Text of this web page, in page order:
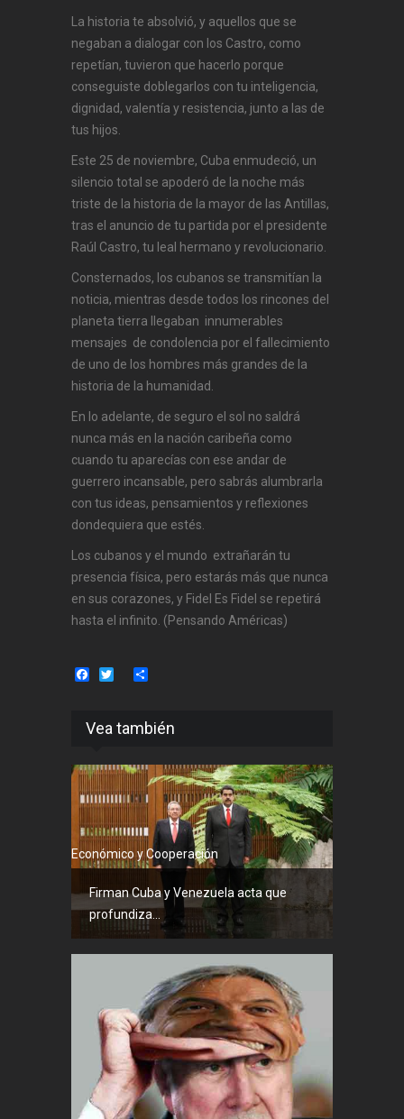
La historia te absolvió, y aquellos que se
negaban a dialogar con los Castro, como
repetían, tuvieron que hacerlo porque
conseguiste doblegarlos con tu inteligencia,
dignidad, valentía y resistencia, junto a las de
tus hijos.
Este 25 de noviembre, Cuba enmudeció, un
silencio total se apoderó de la noche más
triste de la historia de la mayor de las Antillas,
tras el anuncio de tu partida por el presidente
Raúl Castro, tu leal hermano y revolucionario.
Consternados, los cubanos se transmitían la
noticia, mientras desde todos los rincones del
planeta tierra llegaban innumerables
mensajes de condolencia por el fallecimiento
de uno de los hombres más grandes de la
historia de la humanidad.
En lo adelante, de seguro el sol no saldrá
nunca más en la nación caribeña como
cuando tu aparecías con ese andar de
guerrero incansable, pero sabrás alumbrarla
con tus ideas, pensamientos y reflexiones
dondequiera que estés.
Los cubanos y el mundo extrañarán tu
presencia física, pero estarás más que nunca
en sus corazones, y Fidel Es Fidel se repetirá
hasta el infinito. (Pensando Américas)
Facebook
Twitter
Vea también
Económico y Cooperación
Firman Cuba y Venezuela acta que
profundiza...